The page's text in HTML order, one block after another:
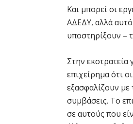
Και μπορεί οι
ΑΔΕΔΥ, αλλά
υποστηρίξουν –
Στην εκστρατεία
επιχείρημα ότι
εξασφαλίζουν με
συμβάσεις. Το
σε αυτούς που